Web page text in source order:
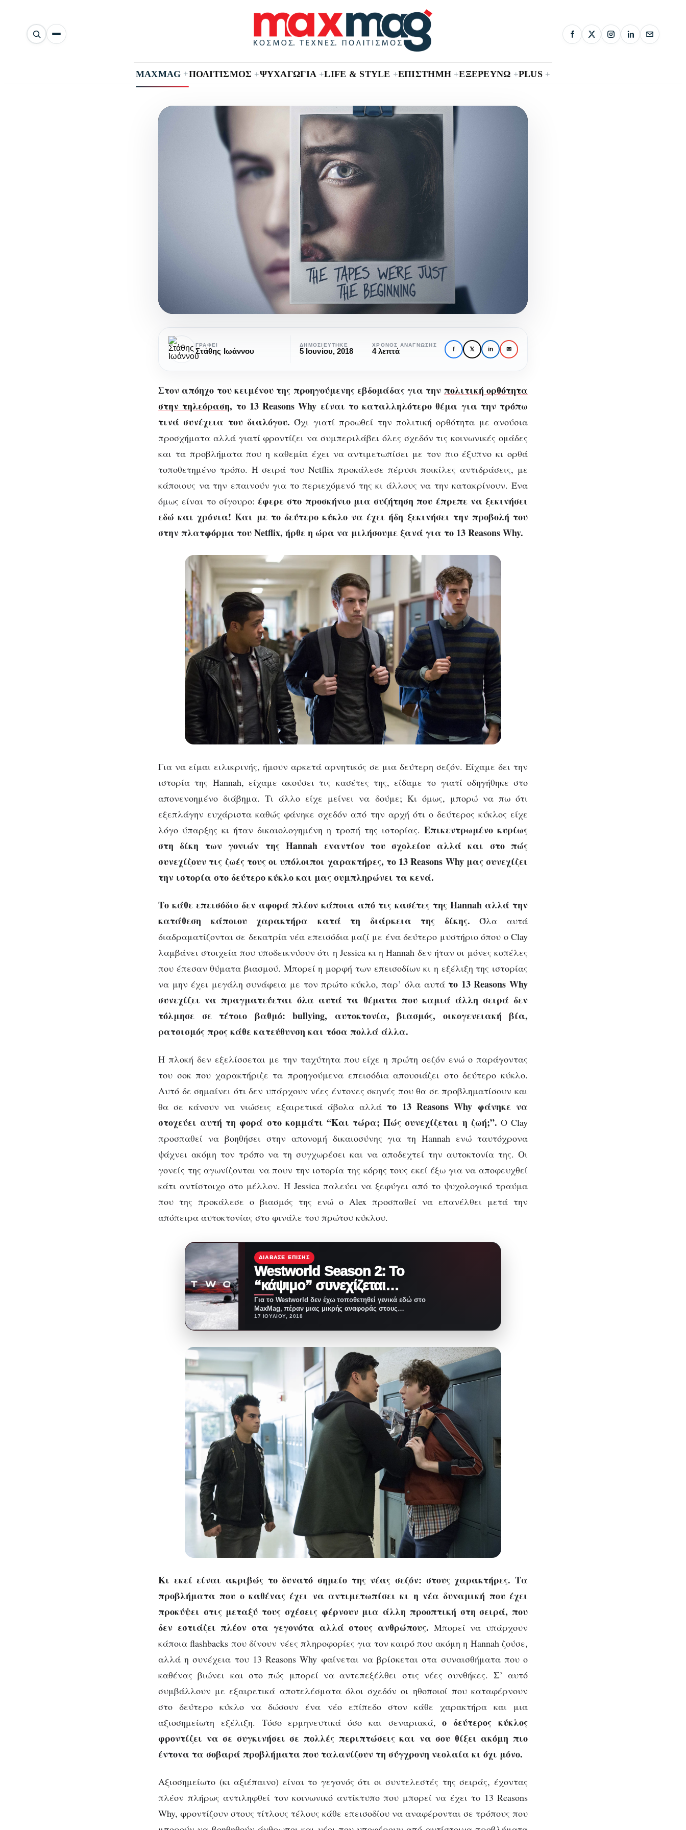
Αναζήτηση
άρθρων
MAXMAG +ΠΟΛΙΤΙΣΜΟΣ +ΨΥΧΑΓΩΓΙΑ +LIFE & STYLE +ΕΠΙΣΤΗΜΗ +ΕΞΕΡΕΥΝΩ +PLUS +
SERIES REVIEW ΠΡΟΤΆΣΕΙΣ ΣΕΙΡΏΝ ΣΕΙΡΈΣ ΤΗΛΕΌΡΑΣΗ
13 Reasons Why:
Εντυπώσεις από το
δεύτερο κύκλο!
13
Reasons
Why:
από
το
δεύτερο
κύκλο!
ΓΡΆΦΕΙ
Στάθης Ιωάννου
ΔΗΜΟΣΙΕΎΤΗΚΕ
5 Ιουνίου, 2018
ΧΡΌΝΟΣ ΑΝΆΓΝΩΣΗΣ
4 λεπτά f 𝕏 in ✉
Στον απόηχο του κειμένου της προηγούμενης εβδομάδας για την πολιτική ορθότητα
στην τηλεόραση, το 13 Reasons Why είναι το καταλληλότερο θέμα για την τρόπω
τινά συνέχεια του διαλόγου. Όχι γιατί προωθεί την πολιτική ορθότητα με ανούσια
προσχήματα αλλά γιατί φροντίζει να συμπεριλάβει όλες σχεδόν τις κοινωνικές ομάδες
και τα προβλήματα που η καθεμία έχει να αντιμετωπίσει με τον πιο έξυπνο κι ορθά
τοποθετημένο τρόπο. Η σειρά του Netflix προκάλεσε πέρυσι ποικίλες αντιδράσεις, με
κάποιους να την επαινούν για το περιεχόμενό της κι άλλους να την κατακρίνουν. Ένα
όμως είναι το σίγουρο: έφερε στο προσκήνιο μια συζήτηση που έπρεπε να ξεκινήσει
εδώ και χρόνια! Και με το δεύτερο κύκλο να έχει ήδη ξεκινήσει την προβολή του
στην πλατφόρμα του Netflix, ήρθε η ώρα να μιλήσουμε ξανά για το 13 Reasons Why.
Για να είμαι ειλικρινής, ήμουν αρκετά αρνητικός σε μια δεύτερη σεζόν. Είχαμε δει την
ιστορία της Hannah, είχαμε ακούσει τις κασέτες της, είδαμε το γιατί οδηγήθηκε στο
απονενοημένο διάβημα. Τι άλλο είχε μείνει να δούμε; Κι όμως, μπορώ να πω ότι
εξεπλάγην ευχάριστα καθώς φάνηκε σχεδόν από την αρχή ότι ο δεύτερος κύκλος είχε
λόγο ύπαρξης κι ήταν δικαιολογημένη η τροπή της ιστορίας. Επικεντρωμένο κυρίως
στη δίκη των γονιών της Hannah εναντίον του σχολείου αλλά και στο πώς
συνεχίζουν τις ζωές τους οι υπόλοιποι χαρακτήρες, το 13 Reasons Why μας συνεχίζει
την ιστορία στο δεύτερο κύκλο και μας συμπληρώνει τα κενά.
Το κάθε επεισόδιο δεν αφορά πλέον κάποια από τις κασέτες της Hannah αλλά την
κατάθεση κάποιου χαρακτήρα κατά τη διάρκεια της δίκης. Όλα αυτά
διαδραματίζονται σε δεκατρία νέα επεισόδια μαζί με ένα δεύτερο μυστήριο όπου ο Clay
λαμβάνει στοιχεία που υποδεικνύουν ότι η Jessica κι η Hannah δεν ήταν οι μόνες κοπέλες
που έπεσαν θύματα βιασμού. Μπορεί η μορφή των επεισοδίων κι η εξέλιξη της ιστορίας
να μην έχει μεγάλη συνάφεια με τον πρώτο κύκλο, παρ’ όλα αυτάτο 13 Reasons Why
συνεχίζει να πραγματεύεται όλα αυτά τα θέματα που καμιά άλλη σειρά δεν
τόλμησε σε τέτοιο βαθμό: bullying, αυτοκτονία, βιασμός, οικογενειακή βία,
ρατσισμός προς κάθε κατεύθυνση και τόσα πολλά άλλα.
Η πλοκή δεν εξελίσσεται με την ταχύτητα που είχε η πρώτη σεζόν ενώ ο παράγοντας
του σοκ που χαρακτήριζε τα προηγούμενα επεισόδια απουσιάζει στο δεύτερο κύκλο.
Αυτό δε σημαίνει ότι δεν υπάρχουν νέες έντονες σκηνές που θα σε προβληματίσουν και
θα σε κάνουν να νιώσεις εξαιρετικά άβολα αλλάτο 13 Reasons Why φάνηκε να
στοχεύει αυτή τη φορά στο κομμάτι “Και τώρα; Πώς συνεχίζεται η ζωή;”. Ο Clay
προσπαθεί να βοηθήσει στην απονομή δικαιοσύνης για τη Hannah ενώ ταυτόχρονα
ψάχνει ακόμη τον τρόπο να τη συγχωρέσει και να αποδεχτεί την αυτοκτονία της. Οι
γονείς της αγωνίζονται να πουν την ιστορία της κόρης τους εκεί έξω για να αποφευχθεί
κάτι αντίστοιχο στο μέλλον. Η Jessica παλεύει να ξεφύγει από το ψυχολογικό τραύμα
που της προκάλεσε ο βιασμός της ενώ ο Alex προσπαθεί να επανέλθει μετά την
απόπειρα αυτοκτονίας στο φινάλε του πρώτου κύκλου.
ΔΙΆΒΑΣΕ ΕΠΊΣΗΣ
Westworld Season 2: To
“κάψιμο” συνεχίζεται…
Για το Westworld δεν έχω τοποθετηθεί γενικά εδώ στο
MaxMag, πέραν μιας μικρής αναφοράς στους
εξαιρετικούς…
17 ΙΟΥΛΊΟΥ, 2018
Κι εκεί είναι ακριβώς το δυνατό σημείο της νέας σεζόν: στους χαρακτήρες. Τα
προβλήματα που ο καθένας έχει να αντιμετωπίσει κι η νέα δυναμική που έχει
προκύψει στις μεταξύ τους σχέσεις φέρνουν μια άλλη προοπτική στη σειρά, που
δεν εστιάζει πλέον στα γεγονότα αλλά στους ανθρώπους. Μπορεί να υπάρχουν
κάποια flashbacks που δίνουν νέες πληροφορίες για τον καιρό που ακόμη η Hannah ζούσε,
αλλά η συνέχεια του 13 Reasons Why φαίνεται να βρίσκεται στα συναισθήματα που ο
καθένας βιώνει και στο πώς μπορεί να αντεπεξέλθει στις νέες συνθήκες. Σ’ αυτό
συμβάλλουν με εξαιρετικά αποτελέσματα όλοι σχεδόν οι ηθοποιοί που καταφέρνουν
στο δεύτερο κύκλο να δώσουν ένα νέο επίπεδο στον κάθε χαρακτήρα και μια
αξιοσημείωτη εξέλιξη. Τόσο ερμηνευτικά όσο και σεναριακά,ο δεύτερος κύκλος
φροντίζει να σε συγκινήσει σε πολλές περιπτώσεις και να σου θίξει ακόμη πιο
έντονα τα σοβαρά προβλήματα που ταλανίζουν τη σύγχρονη νεολαία κι όχι μόνο.
Αξιοσημείωτο (κι αξιέπαινο) είναι το γεγονός ότι οι συντελεστές της σειράς, έχοντας
πλέον πλήρως αντιληφθεί τον κοινωνικό αντίκτυπο που μπορεί να έχει το 13 Reasons
Why, φροντίζουν στους τίτλους τέλους κάθε επεισοδίου να αναφέρονται σε τρόπους που